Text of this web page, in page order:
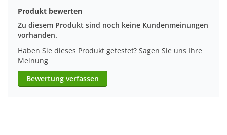
Produkt bewerten
Zu diesem Produkt sind noch keine Kundenmeinungen
vorhanden.
Haben Sie dieses Produkt getestet? Sagen Sie uns Ihre
Meinung
Bewertung verfassen